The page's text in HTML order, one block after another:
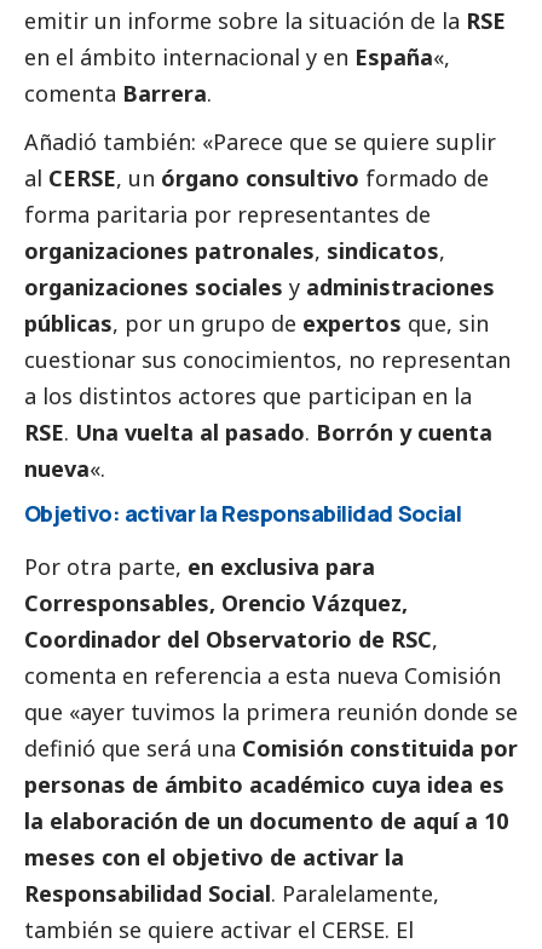
emitir un informe sobre la situación de la RSE
en el ámbito internacional y en España«,
comenta Barrera.
Añadió también: «Parece que se quiere suplir
al CERSE, un órgano consultivo formado de
forma paritaria por representantes de
organizaciones patronales, sindicatos,
organizaciones sociales y administraciones
públicas, por un grupo de expertos que, sin
cuestionar sus conocimientos, no representan
a los distintos actores que participan en la
RSE. Una vuelta al pasado. Borrón y cuenta
nueva«.
Objetivo: activar la Responsabilidad Social
Por otra parte, en exclusiva para
Corresponsables, Orencio Vázquez,
Coordinador del Observatorio de RSC,
comenta en referencia a esta nueva Comisión
que «ayer tuvimos la primera reunión donde se
definió que será una Comisión constituida por
personas de ámbito académico cuya idea es
la elaboración de un documento de aquí a 10
meses con el objetivo de activar la
Responsabilidad Social. Paralelamente,
también se quiere activar el CERSE. El